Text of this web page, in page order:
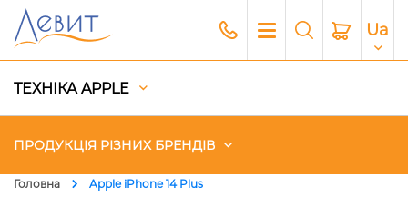
Ua
ТЕХНІКА APPLE
ПРОДУКЦІЯ РІЗНИХ БРЕНДІВ
Головна Apple iPhone 14 Plus